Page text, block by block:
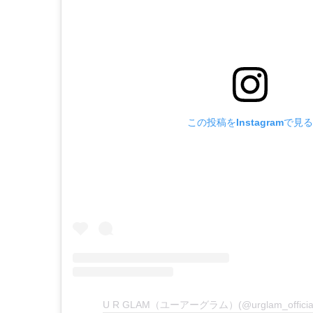
この投稿をInstagramで見る
U R GLAM（ユーアーグラム）